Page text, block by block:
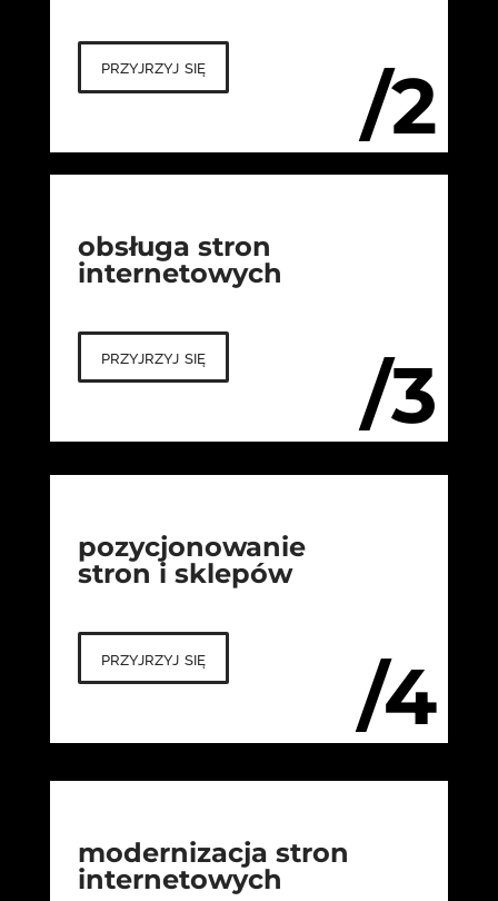
/2
przyjrzyj się
/3
obsługa stron
internetowych
przyjrzyj się
/4
pozycjonowanie
stron i sklepów
przyjrzyj się
modernizacja stron
internetowych